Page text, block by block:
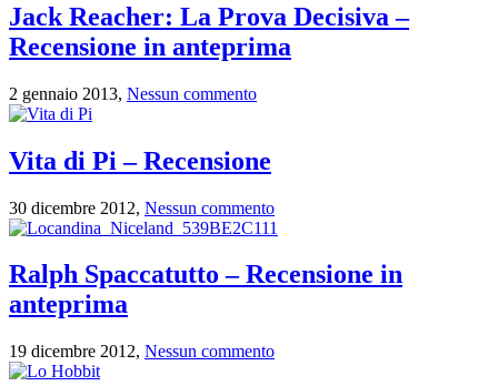
Jack Reacher: La Prova Decisiva –
Recensione in anteprima
2 gennaio 2013, Nessun commento
Vita di Pi – Recensione
30 dicembre 2012, Nessun commento
Ralph Spaccatutto – Recensione in
anteprima
19 dicembre 2012, Nessun commento